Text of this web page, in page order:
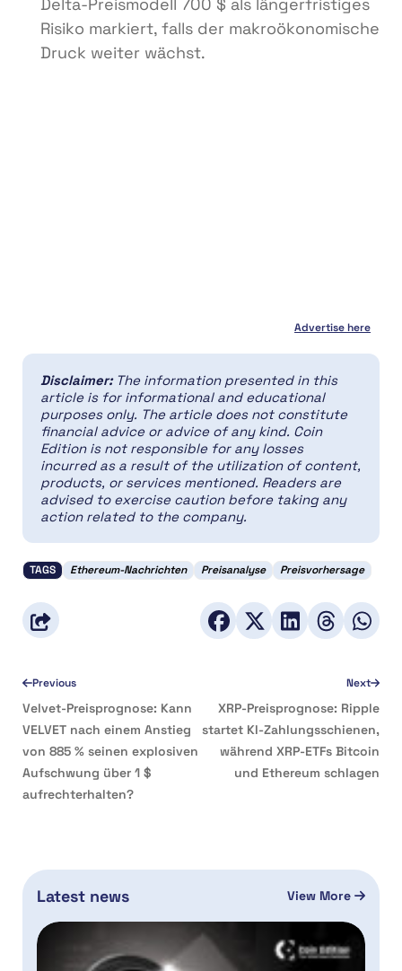
Risiko markiert, falls der makroökonomische
Druck weiter wächst.
Advertise here
Disclaimer: The information presented in this
article is for informational and educational
purposes only. The article does not constitute
financial advice or advice of any kind. Coin
Edition is not responsible for any losses
incurred as a result of the utilization of content,
products, or services mentioned. Readers are
advised to exercise caution before taking any
action related to the company.
TAGS Ethereum-Nachrichten Preisanalyse Preisvorhersage
Previous
Velvet-Preisprognose: Kann
VELVET nach einem Anstieg
von 885 % seinen explosiven
Aufschwung über 1 $
aufrechterhalten?
Next
XRP-Preisprognose: Ripple
startet KI-Zahlungsschienen,
während XRP-ETFs Bitcoin
und Ethereum schlagen
Latest news View More